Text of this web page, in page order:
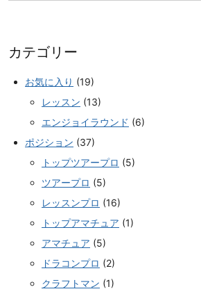
カテゴリー
お気に入り (19)
レッスン (13)
エンジョイラウンド (6)
ポジション (37)
トップツアープロ (5)
ツアープロ (5)
レッスンプロ (16)
トップアマチュア (1)
アマチュア (5)
ドラコンプロ (2)
クラフトマン (1)